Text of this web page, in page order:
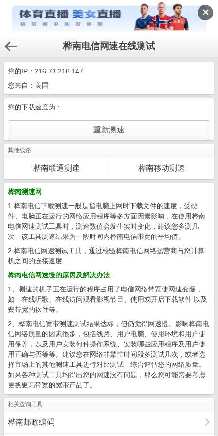
✕
桦南电信网速在线测试
您的IP： 216.73.216.147
您来自：美国
您的下载速度为：
其他线路
桦南联通测速 桦南移动测速
桦南测速网
1.桦南电信下载测速一般是指电脑上网时下载文件的速度，受硬
件、电脑正在运行的网络应用程序等多方面因素影响，在使用桦南
电信网速测试工具时，测速数值会发生实时变化，建议您多测几
次，该工具测速结果为一段时间内桦南电信带宽的平均值。
2.桦南电信网速测试工具，通过校验桦南电信网络运营商与您计算
机之间的连接速度.
桦南电信网速慢的原因及解决办法
1、测速的机子正在运行的程序占用了电信网络带宽使网速变慢，
如：在线听歌、在线访问观看影视节目、使用或开启下载软件 以及
费带宽的软件等。
2、桦南电信宽带测速测试结果达标，但仍觉得网速慢。影响桦南电
信网络质量的因素很多，包括线路、用户电脑、使用环境和用户使
用保养，以及用户安装何种操作系统、安装哪些应用程序及用户使
用正确与否等等。建议您在网络非繁忙时间段多测试几次，或者选
择市场上的其他测速工具进行对比测试，综合评估您的网络质量。
如果各种测试工具均得出您的网速没有问题，那么您可能需要考虑
更换更高带宽的宽带产品了。
相关查询工具
桦南邮政编码